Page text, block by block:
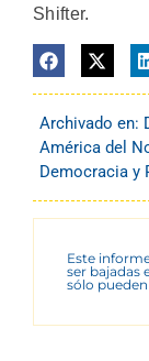
Shifter.
Archivado en:
América del
Democracia y
Este
ser bajadas
sólo